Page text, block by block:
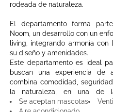
rodeada de naturaleza.
El departamento forma
Noom, un desarrollo con un
living, integrando armonía con
su diseño y amenidades.
Este departamento es ideal
buscan una experiencia de
combina comodidad,
la naturaleza, en una de
exclusivas de Cancún.
Se aceptan mascotas